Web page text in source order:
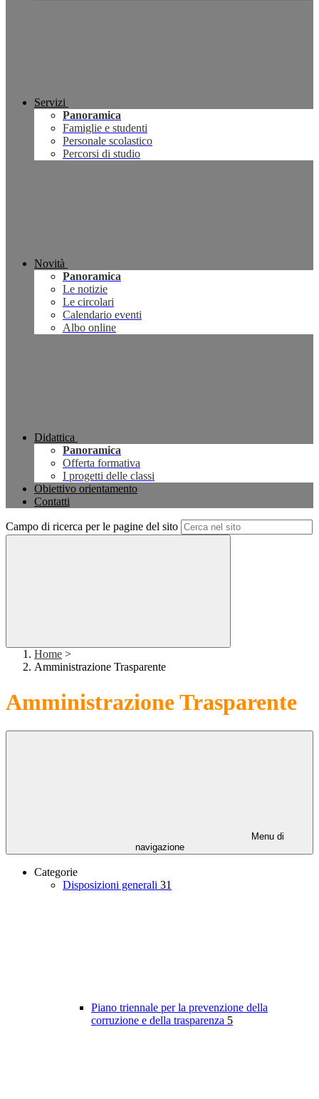
Servizi
Panoramica
Famiglie e studenti
Personale scolastico
Percorsi di studio
Novità
Panoramica
Le notizie
Le circolari
Calendario eventi
Albo online
Didattica
Panoramica
Offerta formativa
I progetti delle classi
Obiettivo orientamento
Contatti
Campo di ricerca per le pagine del sito
Home >
Amministrazione Trasparente
Amministrazione Trasparente
Menu di
navigazione
Categorie
Disposizioni generali 31
Piano triennale per la prevenzione della
corruzione e della trasparenza 5